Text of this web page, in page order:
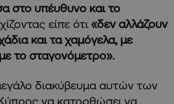
στο υπέυθυνο και το
είπε ότι «δεν αλλάζουν
και τα χαμόγελα, με
το σταγονόμετρο».
διακύβευμα αυτών των
να κατορθώσει να